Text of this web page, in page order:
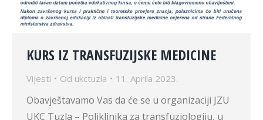
KURS IZ TRANSFUZIJSKE MEDICINE
Vijesti Od ukctuzla 11. Aprila 2023.
Obavještavamo Vas da će se u organizaciji JZU
UKC Tuzla – Poliklinika za transfuziologiju, u